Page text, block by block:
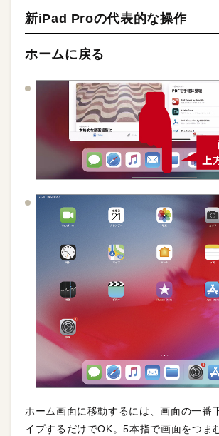
新iPad Proの代表的な操作
ホームに戻る
ホーム画面に移動するには、画面の一番
イプするだけでOK。5本指で画面をつま